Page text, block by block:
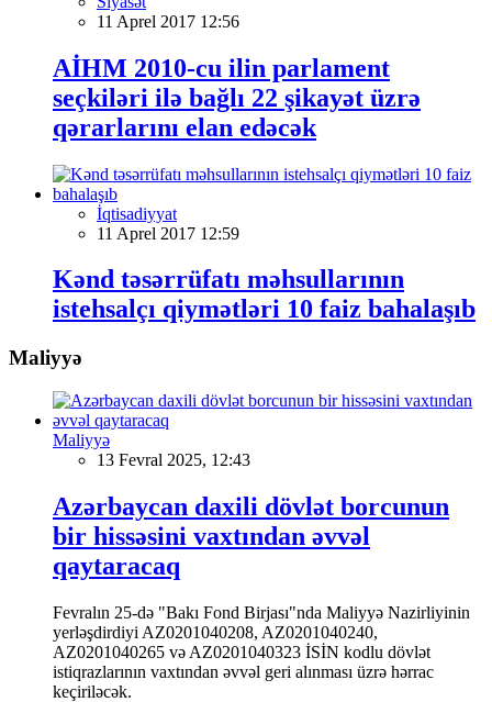
11 Aprel 2017 12:56
AİHM 2010-cu ilin parlament
seçkiləri ilə bağlı 22 şikayət üzrə
qərarlarını elan edəcək
İqtisadiyyat
11 Aprel 2017 12:59
Kənd təsərrüfatı məhsullarının
istehsalçı qiymətləri 10 faiz bahalaşıb
Maliyyə
Maliyyə
13 Fevral 2025, 12:43
Azərbaycan daxili dövlət borcunun
bir hissəsini vaxtından əvvəl
qaytaracaq
Fevralın 25-də "Bakı Fond Birjası"nda Maliyyə Nazirliyinin
yerləşdirdiyi AZ0201040208, AZ0201040240,
AZ0201040265 və AZ0201040323 İSİN kodlu dövlət
istiqrazlarının vaxtından əvvəl geri alınması üzrə hərrac
keçiriləcək.